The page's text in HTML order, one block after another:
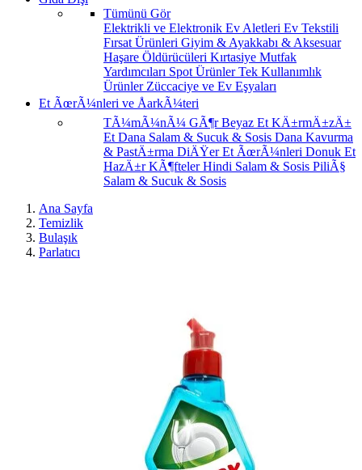
Tümünü Gör
Elektrikli ve Elektronik Ev Aletleri Ev Tekstili
Fırsat Ürünleri Giyim & Ayakkabı & Aksesuar
Haşare Öldürücüleri Kırtasiye Mutfak
Yardımcıları Spot ÜrünlerTek Kullanımlık
Ürünler Züccaciye ve Ev Eşyaları
Et ÃœrÃ¼nleri ve ÅarkÃ¼teri
TÃ¼mÃ¼nÃ¼ GÃ¶rBeyaz Et KÄ±rmÄ±zÄ±
Et Dana Salam & Sucuk & Sosis Dana Kavurma
& PastÄ±rma DiÄŸer Et ÃœrÃ¼nleri Donuk Et
HazÄ±r KÃ¶ftelerHindi Salam & Sosis PiliÃ§
Salam & Sucuk & Sosis
Ana Sayfa
Temizlik
Bulaşık
Parlatıcı